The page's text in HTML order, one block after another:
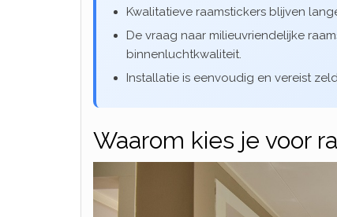
Kwalitatieve raamstickers blijven
De vraag naar milieuvriendelijke
binnenluchtkwaliteit.
Installatie is eenvoudig en vereist
Waarom kies je voor